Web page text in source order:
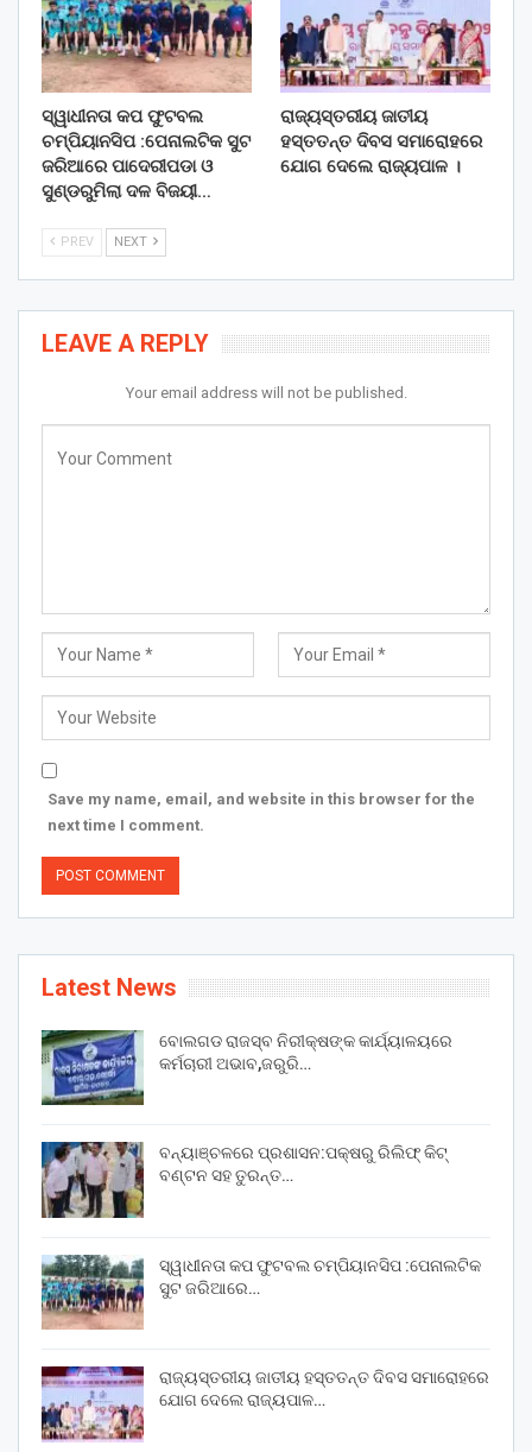
ସ୍ୱାଧୀନତା କପ ଫୁଟବଲ
ଚମ୍ପିୟାନସିପ :ପେନାଲଟିକ ସୁଟ
ଜରିଆରେ ପାଦେରୀପଡା ଓ
ସୁଣ୍ଡରୁମିଲା ଦଳ ବିଜୟୀ…
ରାଜ୍ୟସ୍ତରୀୟ ଜାତୀୟ
ହସ୍ତତନ୍ତ ଦିବସ ସମାରୋହରେ
ଯୋଗ ଦେଲେ ରାଜ୍ୟପାଳ ।
PREV NEXT
LEAVE A REPLY
Your email address will not be published.
Save my name, email, and website in this browser for the
next time I comment.
Latest News
ବୋଲଗଡ ରାଜସ୍ବ ନିରୀକ୍ଷଙ୍କ କାର୍ଯ୍ୟାଳୟରେ
କର୍ମଚାରୀ ଅଭାବ,ଜରୁରି…
ବନ୍ୟାଞ୍ଚଳରେ ପ୍ରଶାସନ:ପକ୍ଷରୁ ରିଲିଫ୍ କିଟ୍
ବଣ୍ଟନ ସହ ତୁରନ୍ତ…
ସ୍ୱାଧୀନତା କପ ଫୁଟବଲ ଚମ୍ପିୟାନସିପ :ପେନାଲଟିକ
ସୁଟ ଜରିଆରେ…
ରାଜ୍ୟସ୍ତରୀୟ ଜାତୀୟ ହସ୍ତତନ୍ତ ଦିବସ ସମାରୋହରେ
ଯୋଗ ଦେଲେ ରାଜ୍ୟପାଳ…